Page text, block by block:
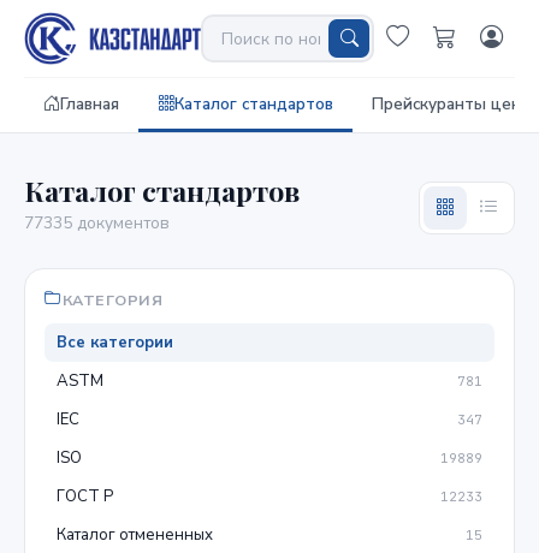
Главная Каталог стандартов Прейскуранты цен
Каталог стандартов
77335 документов
КАТЕГОРИЯ
Все категории
ASTM
781
IEC 347
ISO 19889
ГОСТ Р 12233
Каталог отмененных 15